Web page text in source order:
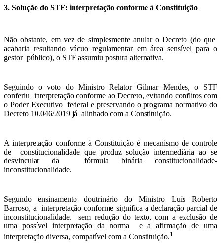
3. Solução do STF: interpretação conforme à Constituição
Não obstante, em vez de simplesmente anular o Decreto (do que
acabaria resultando vácuo regulamentar em área sensível para o
gestor público), o STF assumiu postura alternativa.
Seguindo o voto do Ministro Relator Gilmar Mendes, o STF
conferiu interpretação conforme ao Decreto, evitando conflitos com
o Poder Executivo federal e preservando o programa normativo do
Decreto 10.046/2019 já alinhado com a Constituição.
A interpretação conforme à Constituição é mecanismo de controle
de constitucionalidade que produz solução intermediária ao se
desvincular da fórmula binária constitucionalidade-
inconstitucionalidade.
Segundo ensinamento doutrinário do Ministro Luís Roberto
Barroso, a interpretação conforme significa a declaração parcial de
inconstitucionalidade, sem redução do texto, com a exclusão de
uma possível interpretação da norma e a afirmação de uma
interpretação diversa, compatível com a Constituição.1